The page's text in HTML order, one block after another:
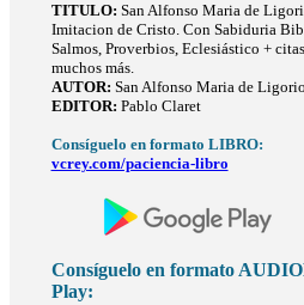
TITULO: San Alfonso Maria de
Imitacion de Cristo. Con Sabiduria
Salmos, Proverbios, Eclesiástico +
muchos más.
AUTOR: San Alfonso Maria de Ligorio
EDITOR: Pablo Claret
Consíguelo en formato LIBRO:
vcrey.com/paciencia-libro
Consíguelo en formato
Play: